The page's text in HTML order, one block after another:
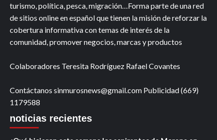
turismo, política, pesca, migración…Forma parte de una red
de sitios online en español que tienen la misión de reforzar la
cobertura informativa con temas de interés de la
comunidad, promover negocios, marcas y productos
Colaboradores Teresita Rodríguez Rafael Covantes
Contáctanos sinmurosnews@gmail.com Publicidad (669)
1179588
noticias recientes